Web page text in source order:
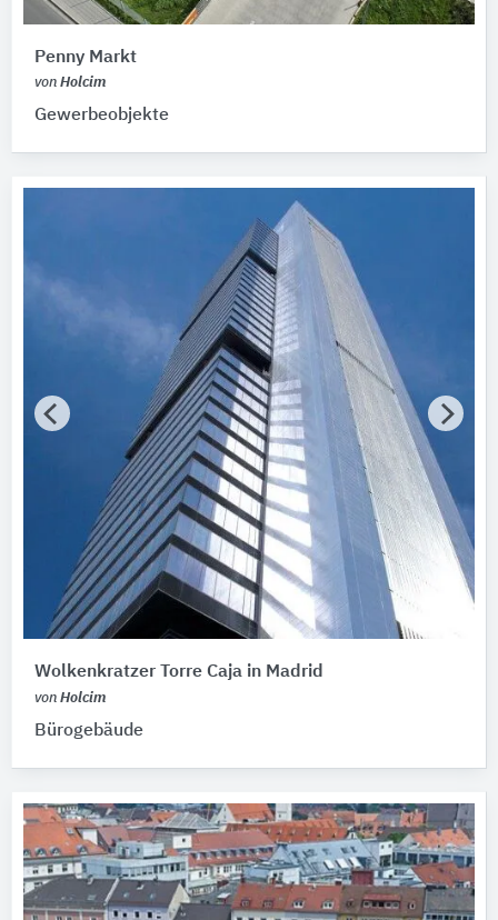
Bitte auswählen
Zertifikate für Nachhaltigkeit
Penny Markt
von Holcim
Gewerbeobjekte
Wolkenkratzer Torre Caja in Madrid
von Holcim
Bürogebäude